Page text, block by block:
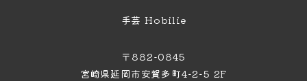
手芸 Hobilie
〒882-0845
宮崎県延岡市安賀多町4−2−5 2F